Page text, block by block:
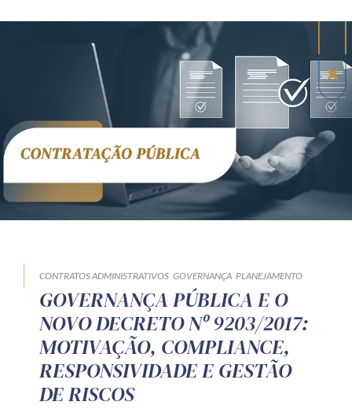
CONTRATOS ADMINISTRATIVOS GOVERNANÇA PLANEJAMENTO
GOVERNANÇA PÚBLICA E O
NOVO DECRETO Nº 9203/2017:
MOTIVAÇÃO, COMPLIANCE,
RESPONSIVIDADE E GESTÃO
DE RISCOS